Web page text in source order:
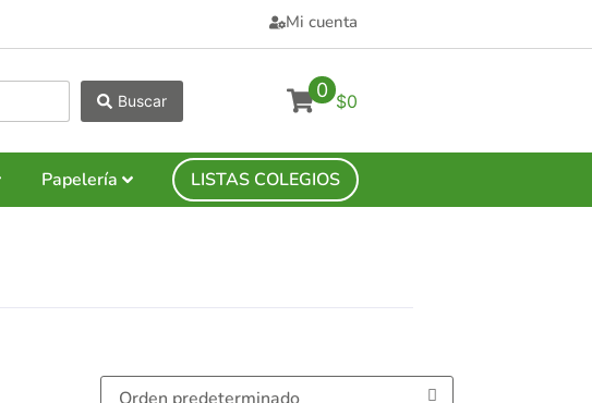
Mi cuenta
Buscar 0 $0
Papelería LISTAS COLEGIOS